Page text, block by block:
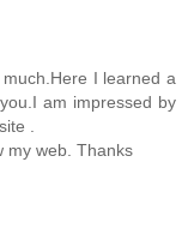
I learned a
am impressed by
.
my web. Thanks